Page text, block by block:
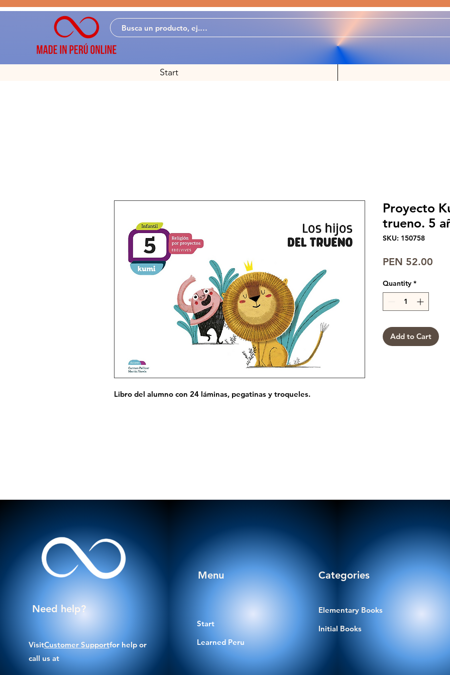
Start
Libro del alumno con 24 láminas, pegatinas y troqueles.
Proyecto
trueno. 5
SKU: 150758
PEN 52.00
Quantity *
Add to Cart
Need help?
VisitCustomer Supportfor help or
call us at
Menu
Start
Learned Peru
Categories
Elementary Books
Initial Books